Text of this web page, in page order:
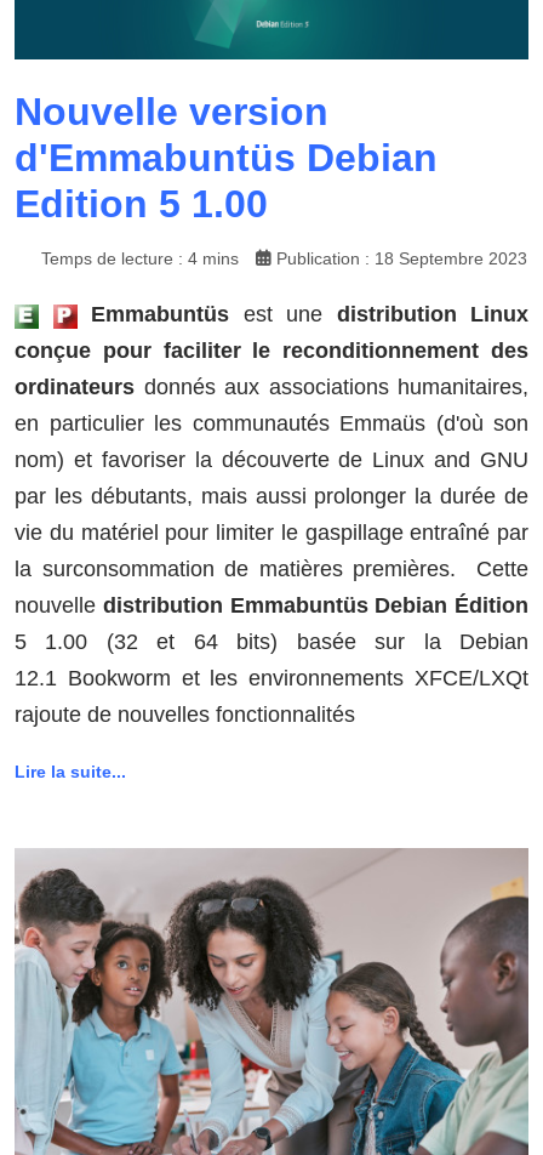
Nouvelle version
d'Emmabuntüs Debian
Edition 5 1.00
Temps de lecture : 4 mins Publication : 18 Septembre 2023
Emmabuntüs est une distribution Linux
conçue pour faciliter le reconditionnement des
ordinateurs donnés aux associations humanitaires,
en particulier les communautés Emmaüs (d'où son
nom) et favoriser la découverte de Linux and GNU
par les débutants, mais aussi prolonger la durée de
vie du matériel pour limiter le gaspillage entraîné par
la surconsommation de matières premières. Cette
nouvelle distribution Emmabuntüs Debian Édition
5 1.00 (32 et 64 bits) basée sur la Debian
12.1 Bookworm et les environnements XFCE/LXQt
rajoute de nouvelles fonctionnalités
Lire la suite...